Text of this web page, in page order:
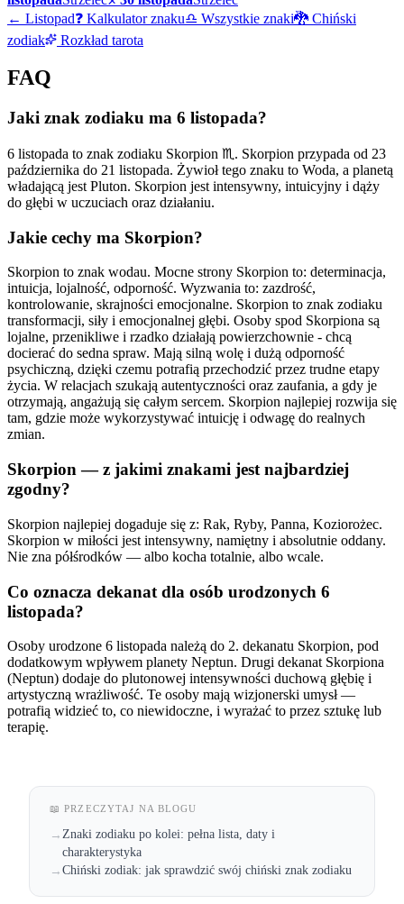
← Listopad❓ Kalkulator znaku♎ Wszystkie znaki🐉 Chiński
zodiak
Rozkład tarota
FAQ
Jaki znak zodiaku ma 6 listopada?
6 listopada to znak zodiaku Skorpion ♏. Skorpion przypada od 23
października do 21 listopada. Żywioł tego znaku to Woda, a planetą
władającą jest Pluton. Skorpion jest intensywny, intuicyjny i dąży
do głębi w uczuciach oraz działaniu.
Jakie cechy ma Skorpion?
Skorpion to znak wodau. Mocne strony Skorpion to: determinacja,
intuicja, lojalność, odporność. Wyzwania to: zazdrość,
kontrolowanie, skrajności emocjonalne. Skorpion to znak zodiaku
transformacji, siły i emocjonalnej głębi. Osoby spod Skorpiona są
lojalne, przenikliwe i rzadko działają powierzchownie - chcą
docierać do sedna spraw. Mają silną wolę i dużą odporność
psychiczną, dzięki czemu potrafią przechodzić przez trudne etapy
życia. W relacjach szukają autentyczności oraz zaufania, a gdy je
otrzymają, angażują się całym sercem. Skorpion najlepiej rozwija się
tam, gdzie może wykorzystywać intuicję i odwagę do realnych
zmian.
Skorpion — z jakimi znakami jest najbardziej
zgodny?
Skorpion najlepiej dogaduje się z: Rak, Ryby, Panna, Koziorożec.
Skorpion w miłości jest intensywny, namiętny i absolutnie oddany.
Nie zna półśrodków — albo kocha totalnie, albo wcale.
Co oznacza dekanat dla osób urodzonych 6
listopada?
Osoby urodzone 6 listopada należą do 2. dekanatu Skorpion, pod
dodatkowym wpływem planety Neptun. Drugi dekanat Skorpiona
(Neptun) dodaje do plutonowej intensywności duchową głębię i
artystyczną wrażliwość. Te osoby mają wizjonerski umysł —
potrafią widzieć to, co niewidoczne, i wyrażać to przez sztukę lub
terapię.
📖 PRZECZYTAJ NA BLOGU
→Znaki zodiaku po kolei: pełna lista, daty i
charakterystyka
→Chiński zodiak: jak sprawdzić swój chiński znak zodiaku